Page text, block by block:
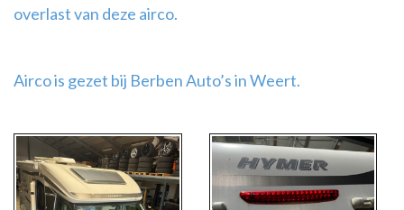
overlast van deze airco.
Airco is gezet bij Berben Auto’s in Weert.